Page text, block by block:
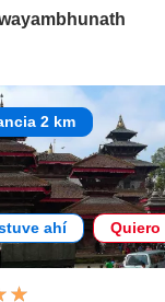
2 km
ahí Quiero